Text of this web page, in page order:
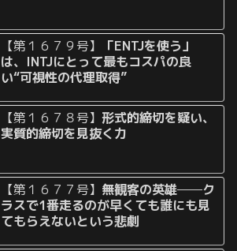
【第１６７９号】
「ENTJを使う」
は、INTJにとって最もコスパの良
い“可視性の代理取得”
【第１６７８号】形式的締切を疑い、
実質的締切を見抜く力
【第１６７７号】 無観客の英雄──ク
ラスで1番走るのが早くても誰にも見
てもらえないという悲劇